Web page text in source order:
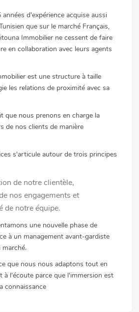
d'expérience acquise aussi
que sur le marché Français,
Immobilier ne cessent de faire
en collaboration avec leurs agents
est une structure à taille
les relations de proximité avec sa
que nous prenons en charge la
de nos clients de manière
s'articule autour de trois principes
de notre clientèle,
nos engagements et
de notre équipe.
une nouvelle phase de
à un management avant-gardiste
que nous nous adaptons tout en
à l'écoute parce que l'immersion est
connaissance